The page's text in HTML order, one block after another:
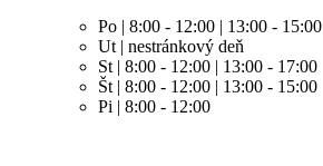
Po | 8:00 - 12:00 | 13:00 - 15:00
Ut | nestránkový deň
St | 8:00 - 12:00 | 13:00 - 17:00
Št | 8:00 - 12:00 | 13:00 - 15:00
Pi | 8:00 - 12:00